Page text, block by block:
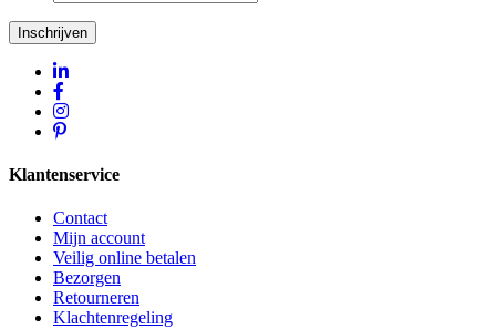
Inschrijven
Klantenservice
Contact
Mijn account
Veilig online betalen
Bezorgen
Retourneren
Klachtenregeling